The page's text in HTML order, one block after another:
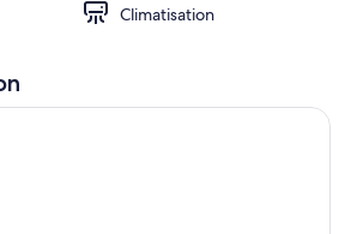
Climatisation